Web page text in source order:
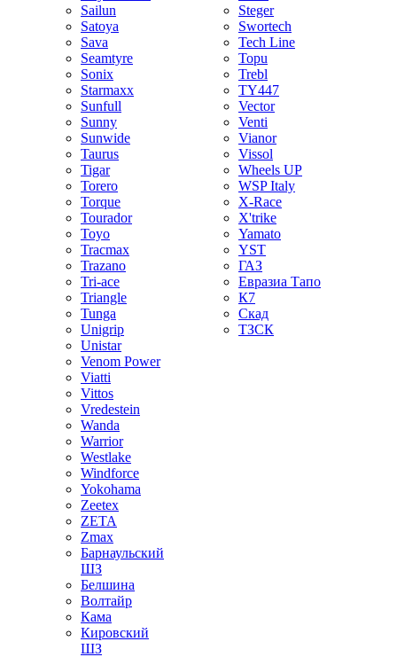
Sailun
Satoya
Sava
Seamtyre
Sonix
Starmaxx
Sunfull
Sunny
Sunwide
Taurus
Tigar
Torero
Torque
Tourador
Toyo
Tracmax
Trazano
Tri-ace
Triangle
Tunga
Unigrip
Unistar
Venom Power
Viatti
Vittos
Vredestein
Wanda
Warrior
Westlake
Windforce
Yokohama
Zeetex
ZETA
Zmax
Барнаульский
ШЗ
Белшина
Волтайр
Кама
Кировский
ШЗ
Steger
Swortech
Tech Line
Topu
Trebl
TY447
Vector
Venti
Vianor
Vissol
Wheels UP
WSP Italy
X-Race
X'trike
Yamato
YST
ГАЗ
Евразиа Тапо
К7
Скад
ТЗСК